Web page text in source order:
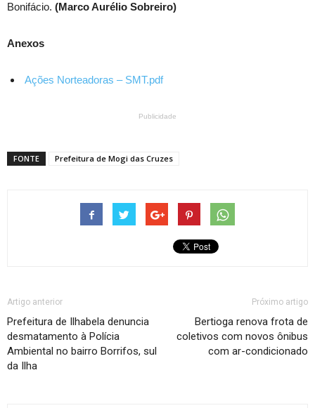
Bonifácio. (Marco Aurélio Sobreiro)
Anexos
Ações Norteadoras – SMT.pdf
Publicidade
FONTE Prefeitura de Mogi das Cruzes
Artigo anterior
Prefeitura de Ilhabela denuncia
desmatamento à Polícia
Ambiental no bairro Borrifos, sul
da Ilha
Próximo artigo
Bertioga renova frota de
coletivos com novos ônibus
com ar-condicionado